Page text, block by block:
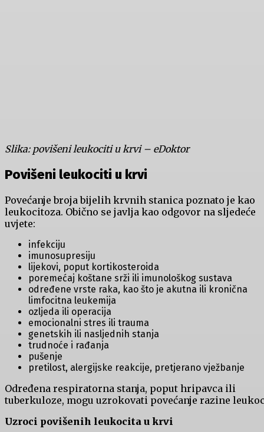
Slika: povišeni leukociti u krvi – eDoktor
Povišeni leukociti u krvi
Povećanje broja bijelih krvnih stanica poznato je kao
leukocitoza. Obično se javlja kao odgovor na sljedeće
uvjete:
infekciju
imunosupresiju
lijekovi, poput kortikosteroida
poremećaj koštane srži ili imunološkog sustava
određene vrste raka, kao što je akutna ili kronična
limfocitna leukemija
ozljeda ili operacija
emocionalni stres ili trauma
genetskih ili nasljednih stanja
trudnoće i rađanja
pušenje
pretilost, alergijske reakcije, pretjerano vježbanje
Određena respiratorna stanja, poput hripavca ili
tuberkuloze, mogu uzrokovati povećanje razine
Uzroci povišenih leukocita u krvi